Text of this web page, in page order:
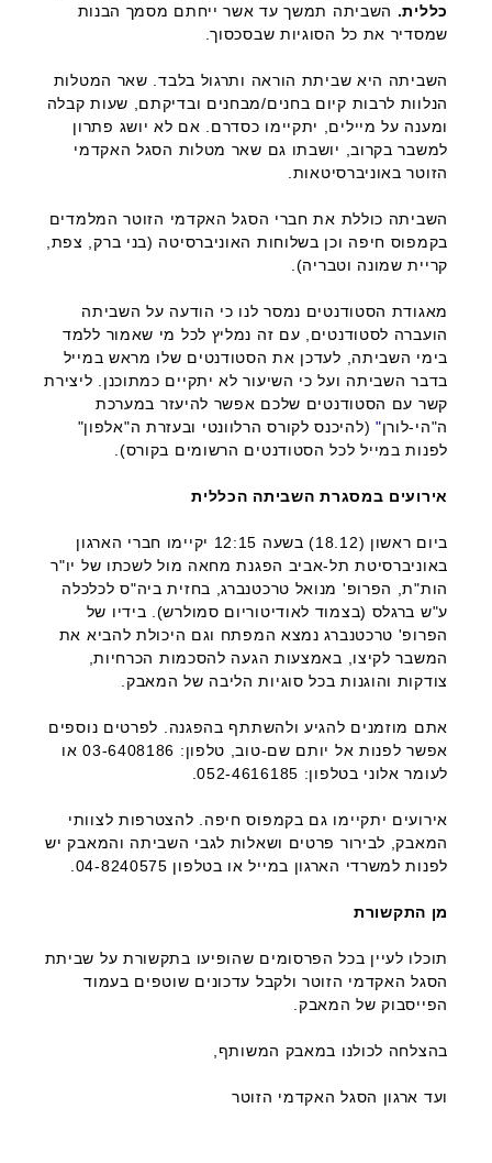
כללית. השביתה תמשך עד אשר ייחתם מסמך הבנות
שמסדיר את כל הסוגיות שבסכסוך.
השביתה היא שביתת הוראה ותרגול בלבד. שאר המטלות
הנלוות לרבות קיום בחנים/מבחנים ובדיקתם, שעות קבלה
ומענה על מיילים, יתקיימו כסדרם. אם לא יושג פתרון
למשבר בקרוב, יושבתו גם שאר מטלות הסגל האקדמי
הזוטר באוניברסיטאות.
השביתה כוללת את חברי הסגל האקדמי הזוטר המלמדים
בקמפוס חיפה וכן בשלוחות האוניברסיטה (בני ברק, צפת,
קריית שמונה וטבריה).
מאגודת הסטודנטים נמסר לנו כי הודעה על השביתה
הועברה לסטודנטים, עם זה נמליץ לכל מי שאמור ללמד
בימי השביתה, לעדכן את הסטודנטים שלו מראש במייל
בדבר השביתה ועל כי השיעור לא יתקיים כמתוכנן. ליצירת
קשר עם הסטודנטים שלכם אפשר להיעזר במערכת
ה"הי-לורן" (להיכנס לקורס הרלוונטי ובעזרת ה"אלפון"
לפנות במייל לכל הסטודנטים הרשומים בקורס).
אירועים במסגרת השביתה הכללית
ביום ראשון (18.12) בשעה 12:15 יקיימו חברי הארגון
באוניברסיטת תל-אביב הפגנת מחאה מול לשכתו של יו"ר
הות"ת, הפרופ' מנואל טרכטנברג, בחזית ביה"ס לכלכלה
ע"ש ברגלס (בצמוד לאודיטוריום סמולרש). בידיו של
הפרופ' טרכטנברג נמצא המפתח וגם היכולת להביא את
המשבר לקיצו, באמצעות הגעה להסכמות הכרחיות,
צודקות והוגנות בכל סוגיות הליבה של המאבק.
אתם מוזמנים להגיע ולהשתתף בהפגנה. לפרטים נוספים
אפשר לפנות אל יותם שם-טוב, טלפון: 03-6408186 או
לעומר אלוני בטלפון: 052-4616185.
אירועים יתקיימו גם בקמפוס חיפה. להצטרפות לצוותי
המאבק, לבירור פרטים ושאלות לגבי השביתה והמאבק יש
לפנות למשרדי הארגון במייל או בטלפון 04-8240575.
מן התקשורת
תוכלו לעיין בכל הפרסומים שהופיעו בתקשורת על שביתת
הסגל האקדמי הזוטר ולקבל עדכונים שוטפים בעמוד
הפייסבוק של המאבק.
בהצלחה לכולנו במאבק המשותף,
ועד ארגון הסגל האקדמי הזוטר